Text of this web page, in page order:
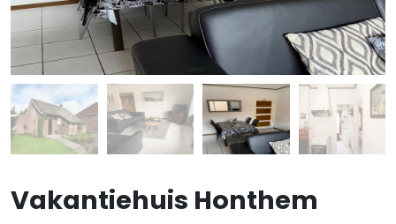
Vakantiehuis Honthem